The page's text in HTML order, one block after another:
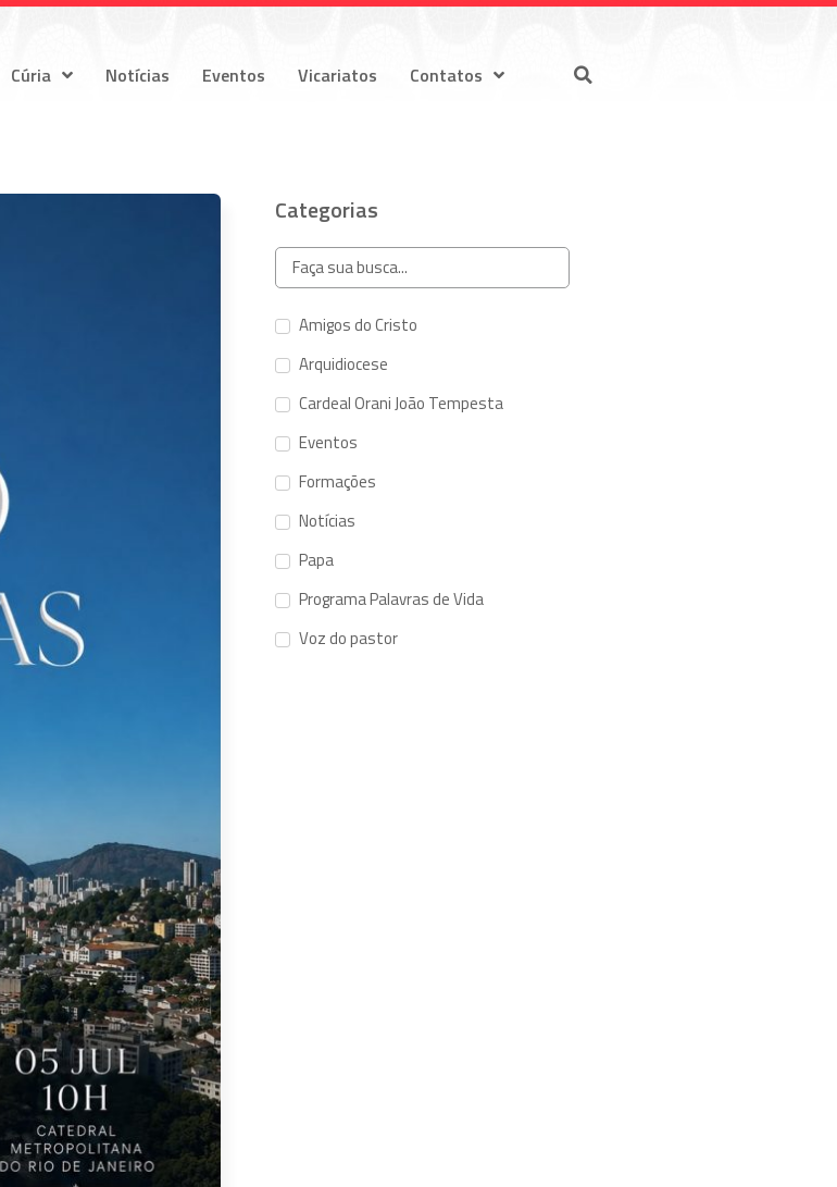
Cúria Notícias Eventos Vicariatos Contatos
Categorias
Amigos do Cristo
Arquidiocese
Cardeal Orani João Tempesta
Eventos
Formações
Notícias
Papa
Programa Palavras de Vida
Voz do pastor